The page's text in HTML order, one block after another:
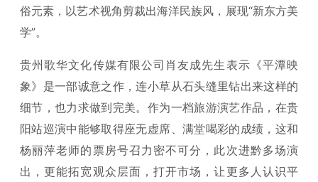
俗元素，以艺术视角剪裁出海洋民族风，展现“新东方美
学”。
贵州歌华文化传媒有限公司肖友成先生表示《平潭映
象》是一部诚意之作，连小草从石头缝里钻出来这样的
细节，也力求做到完美。作为一档旅游演艺作品，在贵
阳站巡演中能够取得座无虚席、满堂喝彩的成绩，这和
杨丽萍老师的票房号召力密不可分，此次进黔多场演
出，更能拓宽观众层面，打开市场，让更多人认识平